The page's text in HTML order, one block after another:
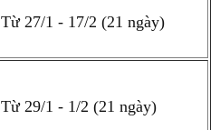
Từ 27/1 - 17/2 (21 ngày)
Từ 29/1 - 1/2 (21 ngày)